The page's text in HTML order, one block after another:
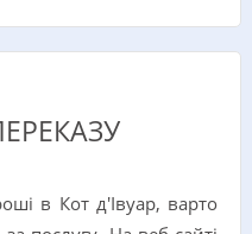
в Кот д'Івуар, варто